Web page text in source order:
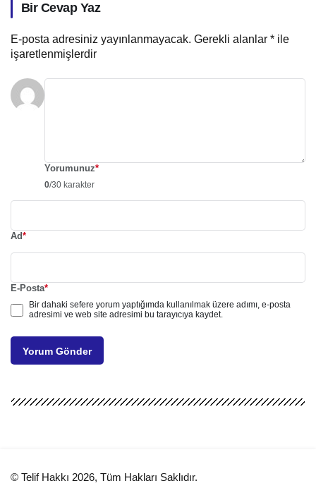
Bir Cevap Yaz
E-posta adresiniz yayınlanmayacak. Gerekli alanlar * ile
işaretlenmişlerdir
Yorumunuz*
0/30 karakter
Ad*
E-Posta*
Bir dahaki sefere yorum yaptığımda kullanılmak üzere adımı, e-posta
adresimi ve web site adresimi bu tarayıcıya kaydet.
Yorum Gönder
© Telif Hakkı 2026, Tüm Hakları Saklıdır.